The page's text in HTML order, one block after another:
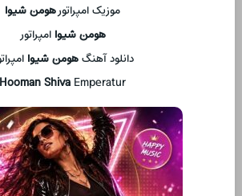
موزیک امپراتورهومن شیوا
هومن شیوا امپراتور
دانلود آهنگهومن شیوا
Hooman Shiva Emperatur